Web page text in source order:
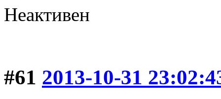
Неактивен
#61 2013-10-31